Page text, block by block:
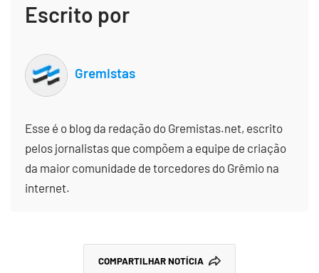
Escrito por
Gremistas
Esse é o blog da redação do Gremistas.net, escrito
pelos jornalistas que compõem a equipe de criação
da maior comunidade de torcedores do Grêmio na
internet.
COMPARTILHAR NOTÍCIA